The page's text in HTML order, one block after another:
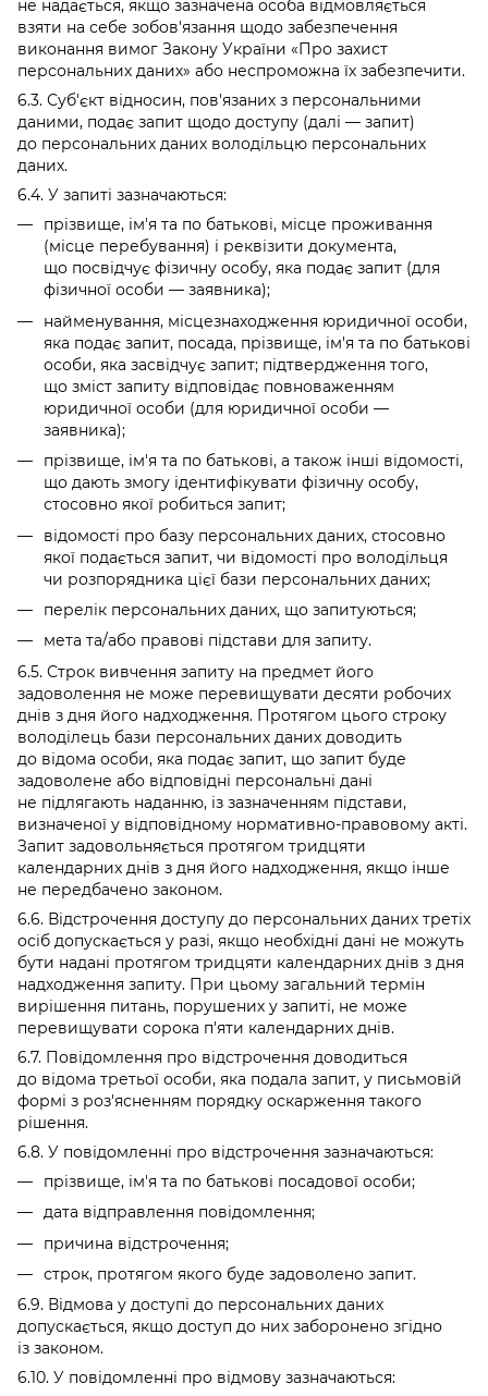
не надається, якщо зазначена особа відмовляється
взяти на себе зобов'язання щодо забезпечення
виконання вимог Закону України «Про захист
персональних даних» або неспроможна їх забезпечити.
6.3. Суб'єкт відносин, пов'язаних з персональними
даними, подає запит щодо доступу (далі — запит)
до персональних даних володільцю персональних
даних.
6.4. У запиті зазначаються:
прізвище, ім'я та по батькові, місце проживання
(місце перебування) і реквізити документа,
що посвідчує фізичну особу, яка подає запит (для
фізичної особи — заявника);
найменування, місцезнаходження юридичної особи,
яка подає запит, посада, прізвище, ім'я та по батькові
особи, яка засвідчує запит; підтвердження того,
що зміст запиту відповідає повноваженням
юридичної особи (для юридичної особи —
заявника);
прізвище, ім'я та по батькові, а також інші відомості,
що дають змогу ідентифікувати фізичну особу,
стосовно якої робиться запит;
відомості про базу персональних даних, стосовно
якої подається запит, чи відомості про володільця
чи розпорядника цієї бази персональних даних;
перелік персональних даних, що запитуються;
мета та/або правові підстави для запиту.
6.5. Строк вивчення запиту на предмет його
задоволення не може перевищувати десяти робочих
днів з дня його надходження. Протягом цього строку
володілець бази персональних даних доводить
до відома особи, яка подає запит, що запит буде
задоволене або відповідні персональні дані
не підлягають наданню, із зазначенням підстави,
визначеної у відповідному нормативно-правовому акті.
Запит задовольняється протягом тридцяти
календарних днів з дня його надходження, якщо інше
не передбачено законом.
6.6. Відстрочення доступу до персональних даних третіх
осіб допускається у разі, якщо необхідні дані не можуть
бути надані протягом тридцяти календарних днів з дня
надходження запиту. При цьому загальний термін
вирішення питань, порушених у запиті, не може
перевищувати сорока п'яти календарних днів.
6.7. Повідомлення про відстрочення доводиться
до відома третьої особи, яка подала запит, у письмовій
формі з роз'ясненням порядку оскарження такого
рішення.
6.8. У повідомленні про відстрочення зазначаються:
прізвище, ім'я та по батькові посадової особи;
дата відправлення повідомлення;
причина відстрочення;
строк, протягом якого буде задоволено запит.
6.9. Відмова у доступі до персональних даних
допускається, якщо доступ до них заборонено згідно
із законом.
6.10. У повідомленні про відмову зазначаються: